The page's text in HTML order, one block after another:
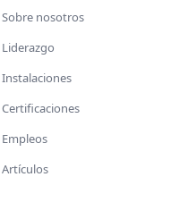
Sobre nosotros
Liderazgo
Instalaciones
Certificaciones
Empleos
Artículos